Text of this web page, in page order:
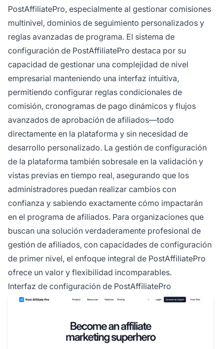
PostAffiliatePro, especialmente al gestionar comisiones
multinivel, dominios de seguimiento personalizados y
reglas avanzadas de programa. El sistema de
configuración de PostAffiliatePro destaca por su
capacidad de gestionar una complejidad de nivel
empresarial manteniendo una interfaz intuitiva,
permitiendo configurar reglas condicionales de
comisión, cronogramas de pago dinámicos y flujos
avanzados de aprobación de afiliados—todo
directamente en la plataforma y sin necesidad de
desarrollo personalizado. La gestión de configuración
de la plataforma también sobresale en la validación y
vistas previas en tiempo real, asegurando que los
administradores puedan realizar cambios con
confianza y sabiendo exactamente cómo impactarán
en el programa de afiliados. Para organizaciones que
buscan una solución verdaderamente profesional de
gestión de afiliados, con capacidades de configuración
de primer nivel, el enfoque integral de PostAffiliatePro
ofrece un valor y flexibilidad incomparables.
Interfaz de configuración de PostAffiliatePro